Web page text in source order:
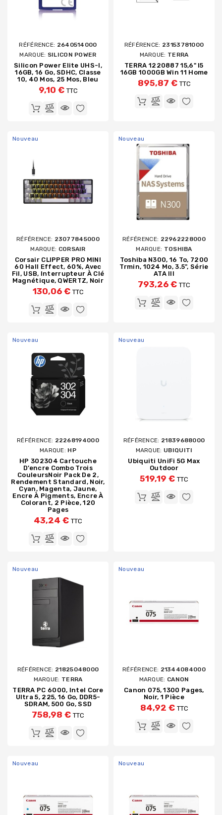
RÉFÉRENCE: 2640514000
MARQUE: SILICON POWER
Silicon Power Elite UHS-I,
16GB, 16 Go, SDHC, Classe
10, 40 Mos, 25 Mos, Bleu
9,10 € TTC
RÉFÉRENCE: 23153781000
MARQUE: TERRA
TERRA 1220887 15,6" I5
16GB 1000GB Win 11 Home
895,87 € TTC
Nouveau
RÉFÉRENCE: 23077845000
MARQUE: CORSAIR
Corsair CLIPPER PRO MINI
60 Hall Effect, 60%, Avec
Fil, USB, Interrupteur À Clé
Magnétique, QWERTZ, Noir
130,06 € TTC
Nouveau
RÉFÉRENCE: 22962228000
MARQUE: TOSHIBA
Toshiba N300, 16 To, 7200
Trmin, 1024 Mo, 3.5", Série
ATA III
793,26 € TTC
Nouveau
RÉFÉRENCE: 22268194000
MARQUE: HP
HP 302304 Cartouche
D’encre Combo Trois
CouleursNoir Pack De 2,
Rendement Standard, Noir,
Cyan, Magenta, Jaune,
Encre À Pigments, Encre À
Colorant, 2 Pièce, 120
Pages
43,24 € TTC
Nouveau
RÉFÉRENCE: 21839688000
MARQUE: UBIQUITI
Ubiquiti UniFi 5G Max
Outdoor
519,19 € TTC
Nouveau
RÉFÉRENCE: 21825048000
MARQUE: TERRA
TERRA PC 6000, Intel Core
Ultra 5, 225, 16 Go, DDR5-
SDRAM, 500 Go, SSD
758,98 € TTC
Nouveau
RÉFÉRENCE: 21344084000
MARQUE: CANON
Canon 075, 1300 Pages,
Noir, 1 Pièce
84,92 € TTC
Nouveau Nouveau